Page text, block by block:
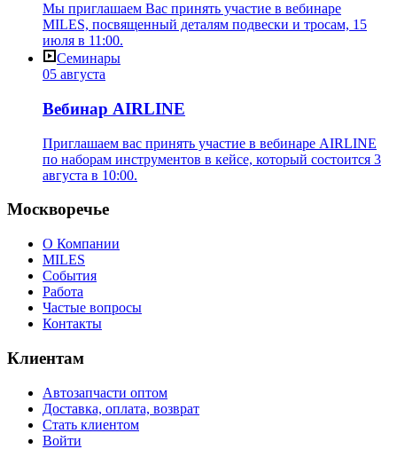
Мы приглашаем Вас принять участие в вебинаре
MILES, посвященный деталям подвески и тросам, 15
июля в 11:00.
Семинары
05 августа
Вебинар AIRLINE
Приглашаем вас принять участие в вебинаре AIRLINE
по наборам инструментов в кейсе, который состоится 3
августа в 10:00.
Москворечье
О Компании
MILES
События
Работа
Частые вопросы
Контакты
Клиентам
Автозапчасти оптом
Доставка, оплата, возврат
Стать клиентом
Войти